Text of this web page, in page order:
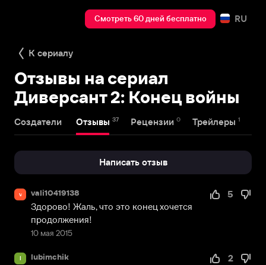
Смотреть 60 дней бесплатно RU
К сериалу
Отзывы на сериал
Диверсант 2: Конец войны
Создатели Отзывы 37 Рецензии 0 Трейлеры 1
Написать отзыв
v vali10419138
10 мая 2015
5
Здорово! Жаль, что это конец хочется
продолжения!
l lubimchik
2